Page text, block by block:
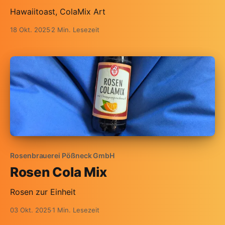
Hawaiitoast, ColaMix Art
18 Okt. 2025 2 Min. Lesezeit
Rosenbrauerei Pößneck GmbH
Rosen Cola Mix
Rosen zur Einheit
03 Okt. 20251 Min. Lesezeit